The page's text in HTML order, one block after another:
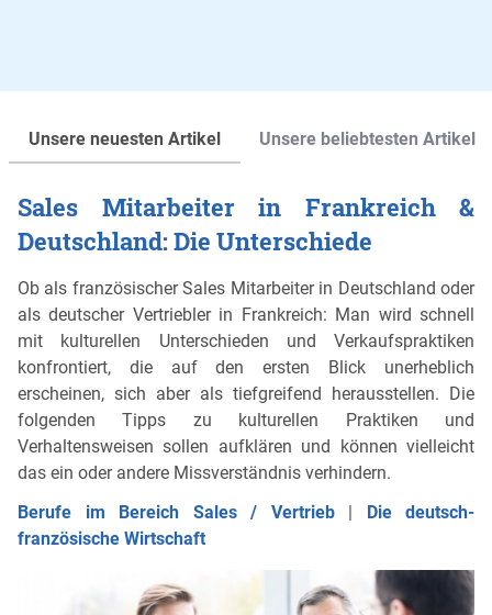
Unsere neuesten Artikel Unsere beliebtesten Artikel
Sales Mitarbeiter in Frankreich &
Deutschland: Die Unterschiede
Ob als französischer Sales Mitarbeiter in Deutschland oder
als deutscher Vertriebler in Frankreich: Man wird schnell
mit kulturellen Unterschieden und Verkaufspraktiken
konfrontiert, die auf den ersten Blick unerheblich
erscheinen, sich aber als tiefgreifend herausstellen. Die
folgenden Tipps zu kulturellen Praktiken und
Verhaltensweisen sollen aufklären und können vielleicht
das ein oder andere Missverständnis verhindern.
Berufe im Bereich Sales / Vertrieb| Die deutsch-
französische Wirtschaft